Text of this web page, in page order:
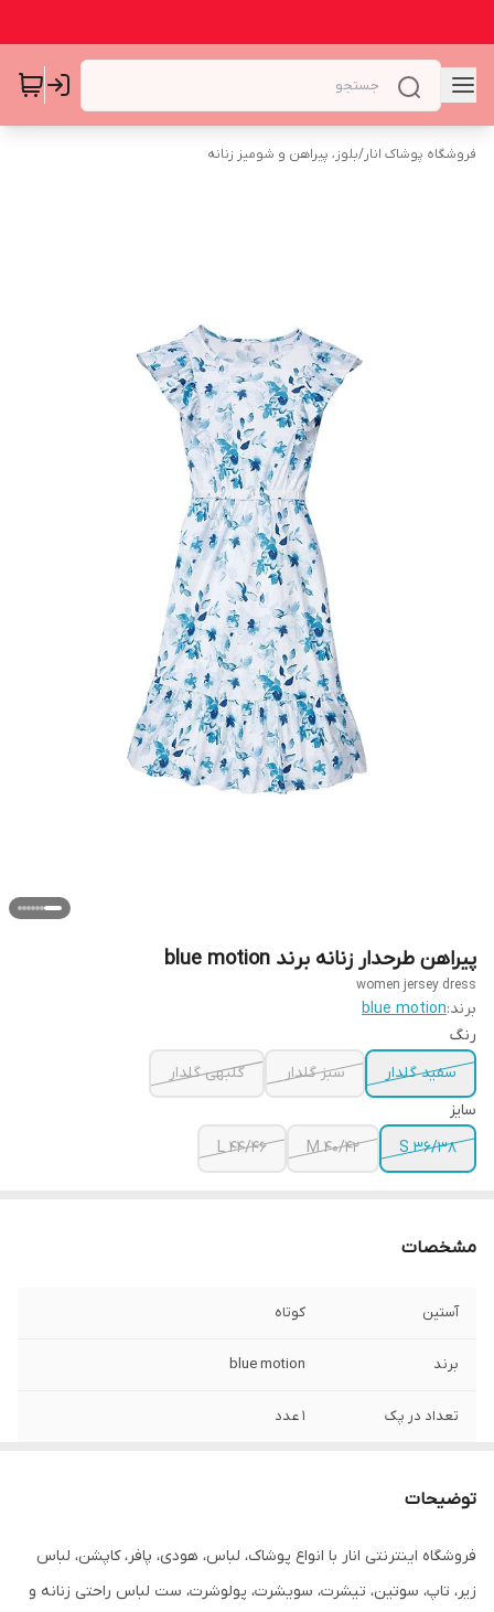
فروشگاه پوشاک انار/بلوز، پیراهن و شومیز زنانه
پیراهن طرحدار زنانه برند blue motion
women jersey dress
برند:blue motion
رنگ
سفید گلدار
سبز گلدار
گلبهی گلدار
سایز
S 36/38
M 40/42
L 44/46
مشخصات
آستین کوتاه
برند blue motion
تعداد در پک 1 عدد
دارد
توضیحات
فروشگاه اینترنتی انار با انواع پوشاک، لباس، هودی، پافر، کاپشن، لباس
زیر، تاپ، سوتین، تیشرت، سویشرت، پولوشرت، ست لباس راحتی زنانه و